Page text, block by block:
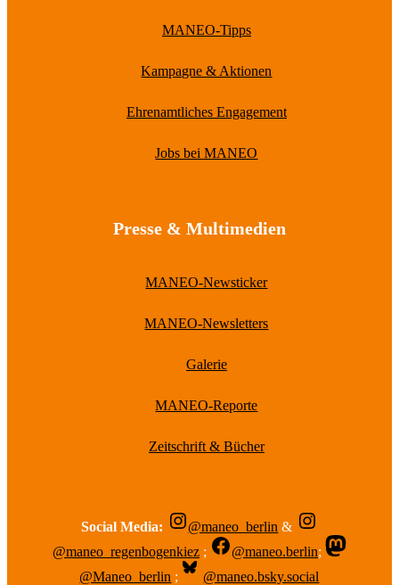
MANEO-Tipps
Kampagne & Aktionen
Ehrenamtliches Engagement
Jobs bei MANEO
Presse & Multimedien
MANEO-Newsticker
MANEO-Newsletters
Galerie
MANEO-Reporte
Zeitschrift & Bücher
Social Media: @maneo_berlin &
@maneo_regenbogenkiez ; @maneo.berlin;
@Maneo_berlin ; @maneo.bsky.social